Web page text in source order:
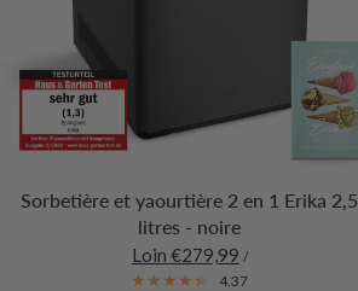
Sorbetière et yaourtière 2 en 1 Erika 2,5
litres - noire
Loin €279,99 /
4.37